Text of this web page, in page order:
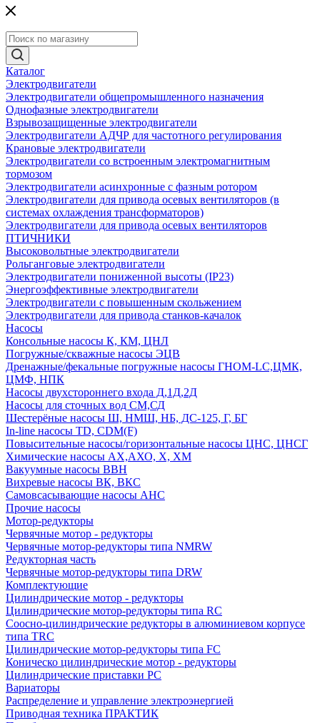
Каталог
Электродвигатели
Электродвигатели общепромышленного назначения
Однофазные электродвигатели
Взрывозащищенные электродвигатели
Электродвигатели АДЧР для частотного регулирования
Крановые электродвигатели
Электродвигатели со встроенным электромагнитным
тормозом
Электродвигатели асинхронные с фазным ротором
Электродвигатели для привода осевых вентиляторов (в
системах охлаждения трансформаторов)
Электродвигатели для привода осевых вентиляторов
ПТИЧНИКИ
Высоковольтные электродвигатели
Рольганговые электродвигатели
Электродвигатели пониженной высоты (IP23)
Энергоэффективные электродвигатели
Электродвигатели с повышенным скольжением
Электродвигатели для привода станков-качалок
Насосы
Консольные насосы К, КМ, ЦНЛ
Погружные/скважные насосы ЭЦВ
Дренажные/фекальные погружные насосы ГНОМ-LC,ЦМК,
ЦМФ, НПК
Насосы двухстороннего входа Д,1Д,2Д
Насосы для сточных вод СМ,СД
Шестерёные насосы Ш, НМШ, НБ, ДС-125, Г, БГ
In-line насосы TD, CDM(F)
Повысительные насосы/горизонтальные насосы ЦНС, ЦНСГ
Химические насосы АХ,АХО, Х, ХМ
Вакуумные насосы ВВН
Вихревые насосы ВК, ВКС
Самовсасывающие насосы АНС
Прочие насосы
Мотор-редукторы
Червячные мотор - редукторы
Червячные мотор-редукторы типа NMRW
Редукторная часть
Червячные мотор-редукторы типа DRW
Комплектующие
Цилиндрические мотор - редукторы
Цилиндрические мотор-редукторы типа RC
Соосно-цилиндрические редукторы в алюминиевом корпусе
типа TRC
Цилиндрические мотор-редукторы типа FC
Коническо цилиндрические мотор - редукторы
Цилиндрические приставки PC
Вариаторы
Распределение и управление электроэнергией
Приводная техника ПРАКТИК